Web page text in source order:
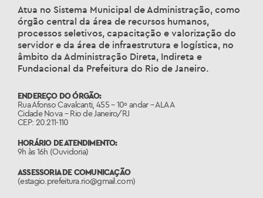
Atua no Sistema Municipal de Administração, como
órgão central da área de recursos humanos,
processos seletivos, capacitação e valorização do
servidor e da área de infraestrutura e logística, no
âmbito da Administração Direta, Indireta e
Fundacional da Prefeitura do Rio de Janeiro.
ENDEREÇO DO ÓRGÃO:
Rua Afonso Cavalcanti, 455 – 10º andar – ALA A
Cidade Nova – Rio de Janeiro/RJ
CEP: 20.211-110
HORÁRIO DE ATENDIMENTO:
9h às 16h (Ouvidoria)
ASSESSORIA DE COMUNICAÇÃO
(estagio.prefeitura.rio@gmail.com)